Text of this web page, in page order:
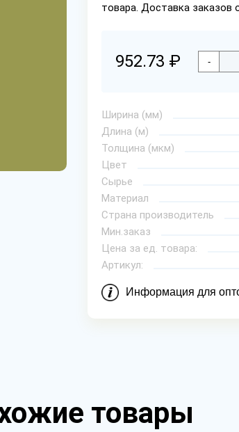
товара. Доставка заказов
952.73 ₽ -
Ширина (мм)
Длина (м)
Толщина (мкм)
Цвет
Сырье
Материал
Страна производитель
Мин.заказ
Цена за ед. товара:
Артикул:
Информация для
товары